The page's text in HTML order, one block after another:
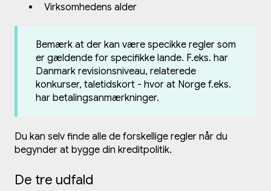
Virksomhedens alder
Bemærk at der kan være specikke regler som
er gældende for specifikke lande. F.eks. har
Danmark revisionsniveau, relaterede
konkurser, taletidskort - hvor at Norge f.eks.
har betalingsanmærkninger.
Du kan selv finde alle de forskellige regler når du
begynder at bygge din kreditpolitik.
De tre udfald